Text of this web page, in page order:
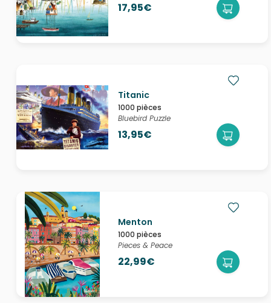
17,95€
Titanic
1000 pièces
Bluebird Puzzle
13,95€
Menton
1000 pièces
Pieces & Peace
22,99€